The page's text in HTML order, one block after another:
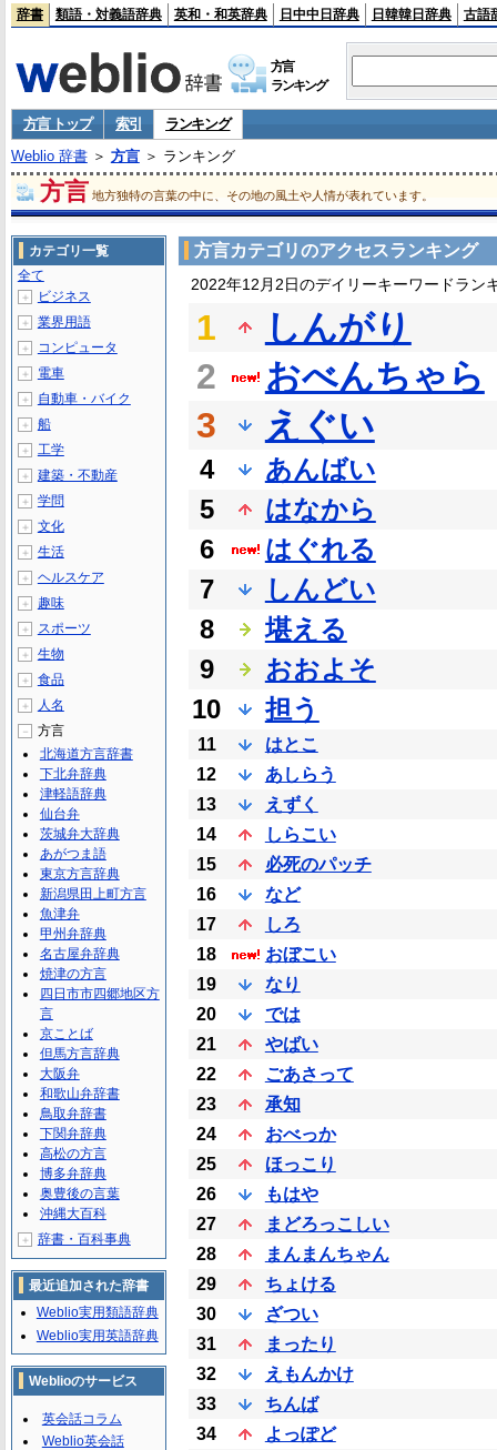
辞書 類語・対義語辞典 英和・和英辞典 日中中日辞典 日韓韓日辞典 古語
方言
ランキング
方言 トップ 索引
ランキング
Weblio 辞書＞ 方言＞ ランキング
方言 地方独特の言葉の中に、その地の風土や人情が表れています。
方言カテゴリのアクセスランキング
2022年12月2日のデイリーキーワードラン
1
しんがり
2
おべんちゃら
3
えぐい
4
あんばい
5
はなから
6
はぐれる
7
しんどい
8
堪える
9
おおよそ
10
担う
11
はとこ
12
あしらう
13
えずく
14
しらこい
15
必死のパッチ
16
など
17
しろ
18
おぼこい
19
なり
20
では
21
やばい
22
ごあさって
23
承知
24
おべっか
25
ほっこり
26
もはや
27
まどろっこしい
28
まんまんちゃん
29
ちょける
30
ざつい
31
まったり
32
えもんかけ
33
ちんば
34
よっぽど
カテゴリ一覧
全て
＋ ビジネス
＋ 業界用語
＋ コンピュータ
＋ 電車
＋ 自動車・バイク
＋ 船
＋ 工学
＋ 建築・不動産
＋ 学問
＋ 文化
＋ 生活
＋ ヘルスケア
＋ 趣味
＋ スポーツ
＋ 生物
＋ 食品
＋ 人名
－
方言
北海道方言辞書
下北弁辞典
津軽語辞典
仙台弁
茨城弁大辞典
あがつま語
東京方言辞典
新潟県田上町方言
魚津弁
甲州弁辞典
名古屋弁辞典
焼津の方言
四日市市四郷地区方
言
京ことば
但馬方言辞典
大阪弁
和歌山弁辞書
鳥取弁辞書
下関弁辞典
高松の方言
博多弁辞典
奥豊後の言葉
沖縄大百科
＋ 辞書・百科事典
最近追加された辞書
Weblio実用類語辞典
Weblio実用英語辞典
Weblioのサービス
英会話コラム
Weblio英会話